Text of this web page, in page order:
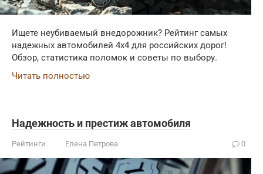
Ищете неубиваемый внедорожник? Рейтинг самых
надежных автомобилей 4x4 для российских дорог!
Обзор, статистика поломок и советы по выбору.
Читать полностью
Надежность и престиж автомобиля
Рейтинги Елена Петрова 0